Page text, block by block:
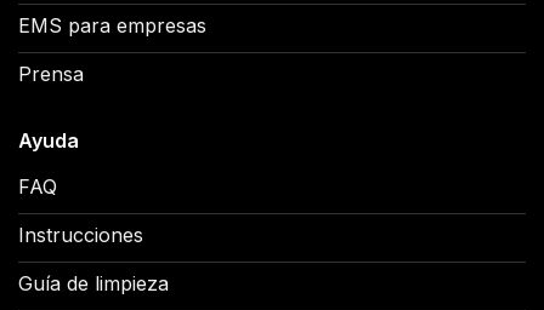
EMS para empresas
Prensa
Ayuda
FAQ
Instrucciones
Guía de limpieza